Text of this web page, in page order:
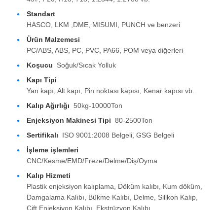
Ana sayfa
Ürünler
Standart
HASCO, LKM ,DME, MISUMI, PUNCH ve benzeri
Ürün Malzemesi
PC/ABS, ABS, PC, PVC, PA66, POM veya diğerleri
Koşucu
Soğuk/Sıcak Yolluk
Kapı Tipi
Yan kapı, Alt kapı, Pin noktası kapısı, Kenar kapısı vb.
Kalıp Ağırlığı 50kg-10000Ton
Enjeksiyon Makinesi Tipi 80-2500Ton
Sertifikalı
ISO 9001:2008 Belgeli, GSG Belgeli
İşleme işlemleri
CNC/Kesme/EMD/Freze/Delme/Diş/Oyma
Kalıp Hizmeti
Plastik enjeksiyon kalıplama, Döküm kalıbı, Kum döküm,
Damgalama Kalıbı, Bükme Kalıbı, Delme, Silikon Kalıp,
Çift Enjeksiyon Kalıbı, Ekstrüzyon Kalıbı